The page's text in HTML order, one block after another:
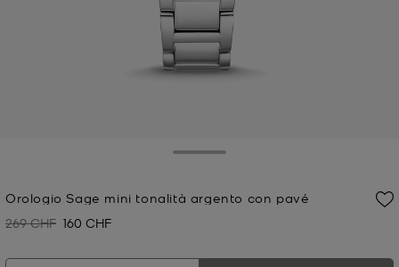
Orologio Sage mini tonalità argento con pavé
Prezzo iniziale
269 CHF Prezzo attuale
160 CHF